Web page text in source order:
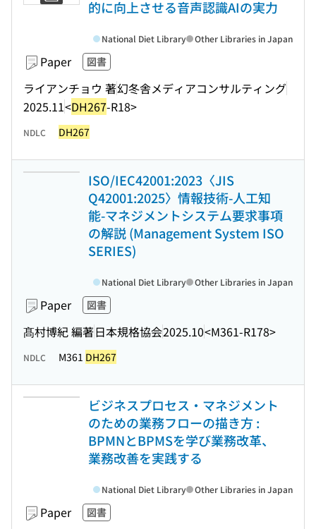
的に向上させる音声認識AIの実力
Paper 図書
ライアンチョウ 著幻冬舎メディアコンサルティング
2025.11<DH267-R18>
National Diet Library Other Libraries in Japan
NDLC DH267
ISO/IEC42001:2023〈JIS
Q42001:2025〉情報技術-人工知
能-マネジメントシステム要求事項
の解説 (Management System ISO
SERIES)
Paper 図書
髙村博紀 編著日本規格協会2025.10<M361-R178>
National Diet Library Other Libraries in Japan
NDLC M361 DH267
ビジネスプロセス・マネジメント
のための業務フローの描き方 :
BPMNとBPMSを学び業務改革、
業務改善を実践する
Paper 図書
National Diet Library Other Libraries in Japan